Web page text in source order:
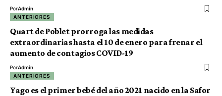
PorAdmin
ANTERIORES
Quart de Poblet prorroga las medidas
extraordinarias hasta el 10 de enero para frenar el
aumento de contagios COVID-19
PorAdmin
ANTERIORES
Yago es el primer bebé del año 2021 nacido en la Safor